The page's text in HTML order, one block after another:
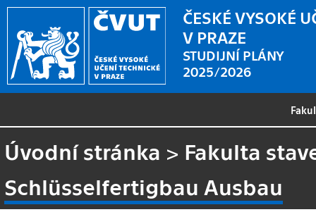
ČESKÉ VYSOKÉ
V PRAZE
STUDIJNÍ PLÁNY
2025/2026
Úvodní stránka > Fakulta
Schlüsselfertigbau Ausbau